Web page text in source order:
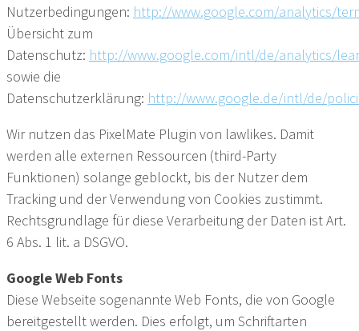
Nutzerbedingungen: http://www.google.com/analytics/
Übersicht zum
Datenschutz: http://www.google.com/intl/de/analytics/
sowie die
Datenschutzerklärung: http://www.google.de/intl/de/
Wir nutzen das PixelMate Plugin von lawlikes. Damit
werden alle externen Ressourcen (third-Party
Funktionen) solange geblockt, bis der Nutzer dem
Tracking und der Verwendung von Cookies zustimmt.
Rechtsgrundlage für diese Verarbeitung der Daten ist Art.
6 Abs. 1 lit. a DSGVO.
Google Web Fonts
Diese Webseite sogenannte Web Fonts, die von Google
bereitgestellt werden. Dies erfolgt, um Schriftarten